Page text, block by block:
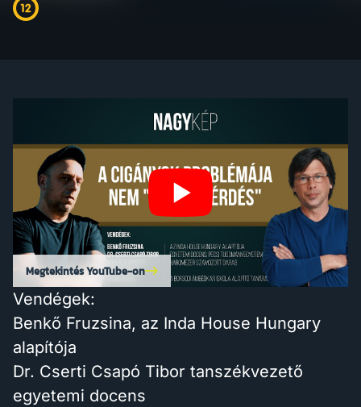
Megtekintés YouTube-on
Vendégek:
Benkő Fruzsina, az Inda House Hungary
alapítója
Dr. Cserti Csapó Tibor tanszékvezető
egyetemi docens